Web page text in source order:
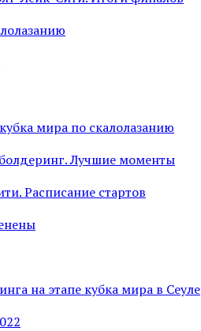
мира по скалолазанию
Лучшие моменты
Расписание стартов
на этапе кубка мира в Сеуле